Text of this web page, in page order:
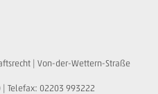
| Von-der-Wettern-Straße
Telefax: 02203 993222